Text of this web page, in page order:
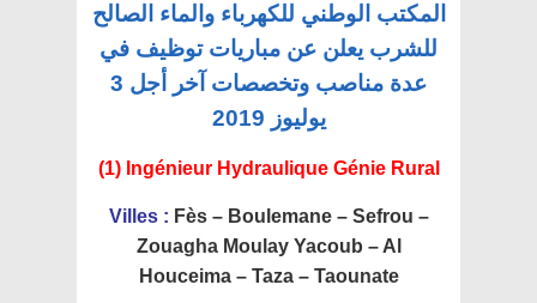
المكتب الوطني للكهرباء والماء الصالح
للشرب يعلن عن مباريات توظيف في
عدة مناصب وتخصصات آخر أجل 3
يوليوز 2019
(1) Ingénieur Hydraulique Génie Rural
Villes : Fès – Boulemane – Sefrou –
Zouagha Moulay Yacoub – Al
Houceima – Taza – Taounate